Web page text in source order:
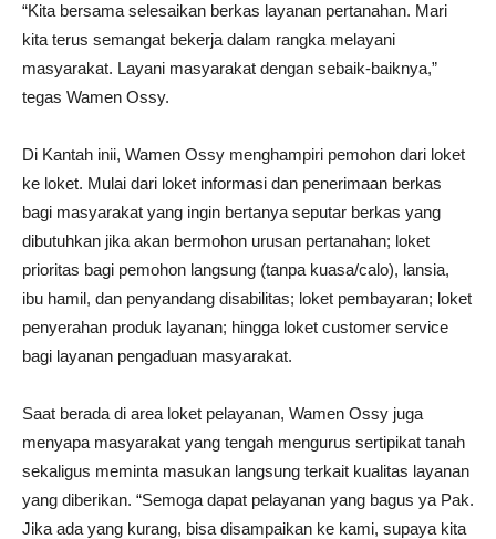
“Kita bersama selesaikan berkas layanan pertanahan. Mari
kita terus semangat bekerja dalam rangka melayani
masyarakat. Layani masyarakat dengan sebaik-baiknya,”
tegas Wamen Ossy.
Di Kantah inii, Wamen Ossy menghampiri pemohon dari loket
ke loket. Mulai dari loket informasi dan penerimaan berkas
bagi masyarakat yang ingin bertanya seputar berkas yang
dibutuhkan jika akan bermohon urusan pertanahan; loket
prioritas bagi pemohon langsung (tanpa kuasa/calo), lansia,
ibu hamil, dan penyandang disabilitas; loket pembayaran; loket
penyerahan produk layanan; hingga loket customer service
bagi layanan pengaduan masyarakat.
Saat berada di area loket pelayanan, Wamen Ossy juga
menyapa masyarakat yang tengah mengurus sertipikat tanah
sekaligus meminta masukan langsung terkait kualitas layanan
yang diberikan. “Semoga dapat pelayanan yang bagus ya Pak.
Jika ada yang kurang, bisa disampaikan ke kami, supaya kita